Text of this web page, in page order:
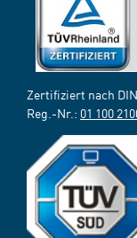
Zertifiziert nach
Reg.-Nr.: 01 100